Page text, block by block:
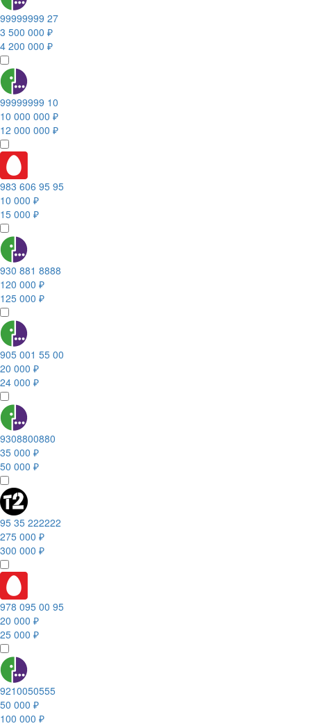
99999999 27
3 500 000 ₽
4 200 000 ₽
99999999 10
10 000 000 ₽
12 000 000 ₽
983 606 95 95
10 000 ₽
15 000 ₽
930 881 8888
120 000 ₽
125 000 ₽
905 001 55 00
20 000 ₽
24 000 ₽
9308800880
35 000 ₽
50 000 ₽
95 35 222222
275 000 ₽
300 000 ₽
978 095 00 95
20 000 ₽
25 000 ₽
9210050555
50 000 ₽
100 000 ₽